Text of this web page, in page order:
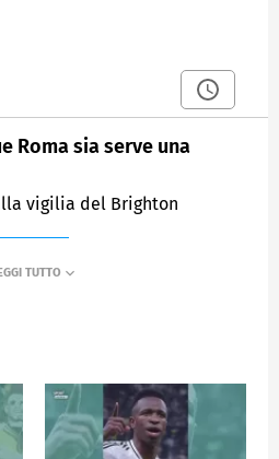
Roma sia serve una
vigilia del Brighton